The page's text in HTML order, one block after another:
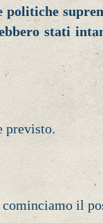
politiche
stati
previsto.
cominciamo il